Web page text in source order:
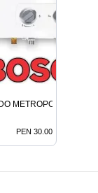
METROPOLITANA
PEN 30.00